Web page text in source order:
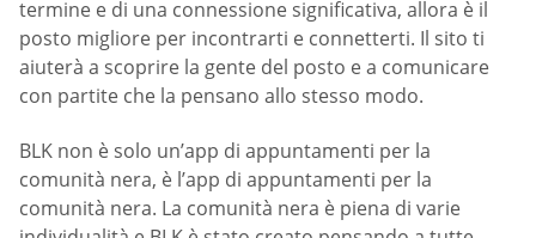
termine e di una connessione significativa, allora è il
posto migliore per incontrarti e connetterti. Il sito ti
aiuterà a scoprire la gente del posto e a comunicare
con partite che la pensano allo stesso modo.
BLK non è solo un’app di appuntamenti per la
comunità nera, è l’app di appuntamenti per la
comunità nera. La comunità nera è piena di varie